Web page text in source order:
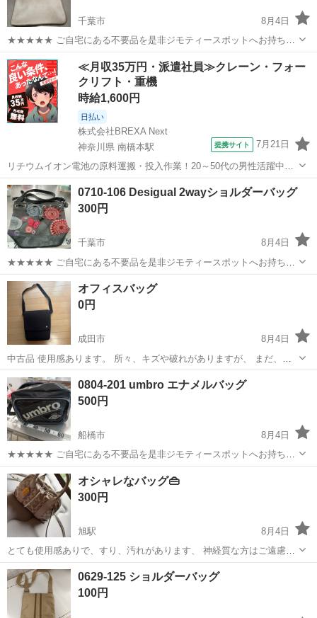
千葉市
8月4日
★★★★★ ご自宅にある不要品を是非ジモティースポットへお持ち込
みしませんか？ 家電、趣味・スポーツ・レジャー用品、こども用品、
衣料服飾品、生活雑貨、家具、本、CD・DVDなどが無料でまとめて持
ち込めます！ ※詳細はこ...
千葉 千葉市 バッグ 現地
≪月収35万円・派遣社員≫クレーン・フォー
クリフト・重機
時給1,600円
日払い
株式会社BREXA Next
神奈川県 南橋本駅
提携サイト 7月21日
リチウムイオン電池の原料運搬・投入作業！20～50代の男性活躍中★
ワンルーム寮完備！赴任旅費会社負担！年間休日130日★フォークリフ
ト免許お持ちの方、活躍中！就業先食堂利用可★《神奈川県相模原
市》 人気の工場のお仕事 ◇電...
神奈川 相模原市
0710-106 Desigual 2wayショルダーバッグ
300円
千葉市
8月4日
★★★★★ ご自宅にある不要品を是非ジモティースポットへお持ち込
みしませんか？ 家電、趣味・スポーツ・レジャー用品、こども用品、
衣料服飾品、生活雑貨、家具、本、CD・DVDなどが無料でまとめて持
ち込めます！ ※詳細はこ...
千葉 千葉市 現地
オフィスバッグ
0円
成田市
8月4日
中古品 使用感あります。 所々、キズや破れがありますが、 まだ、使
えるのならという方どうぞ！ オフィス向けで肩掛けにもリュックにも
なります。 成田市のコンビニまで、できるだけ早くとりにきてくれる
方を優先させていただきます。...
千葉 成田市
0804-201 umbro エナメルバッグ
500円
船橋市
8月4日
★★★★★ ご自宅にある不要品を是非ジモティースポットへお持ち込
みしませんか？ 家電、趣味・スポーツ・レジャー用品、こども用品、
衣料服飾品、生活雑貨、家具、本、CD・DVDなどが無料でまとめて持
ち込めます！ ※詳細はこ...
千葉 船橋市
オシャレなバッグ👜
300円
旭駅
8月4日
とても使用感ありで、すり、汚れがあります、 神経質な方はご遠慮く
ださい。 郵送はしません。 早く取りに来れる方に。
千葉 旭市 旭駅 バッグ
0629-125 ショルダーバッグ
100円